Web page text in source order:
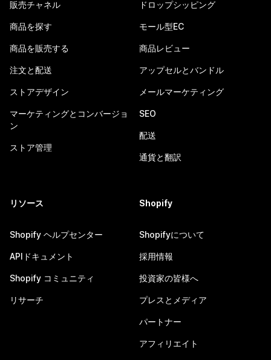
販売チャネル
商品を探す
商品を販売する
注文と配送
ストアデザイン
マーケティングとコンバージョ
ン
ストア管理
ドロップシッピング
モール型EC
商品レビュー
アップセルとバンドル
メールマーケティング
SEO
配送
通貨と翻訳
リソース
Shopify ヘルプセンター
APIドキュメント
Shopify コミュニティ
リサーチ
Shopify
Shopifyについて
採用情報
投資家の皆様へ
プレスとメディア
パートナー
アフィリエイト